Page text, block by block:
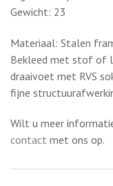
Gewicht: 23
Materiaal: Stalen
Bekleed met stof of
draaivoet met RVS
fijne
Wilt u meer
contact met ons op.